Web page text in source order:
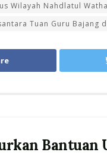
Wilayah Nahdlatul
Tuan Guru Bajang
Bantuan